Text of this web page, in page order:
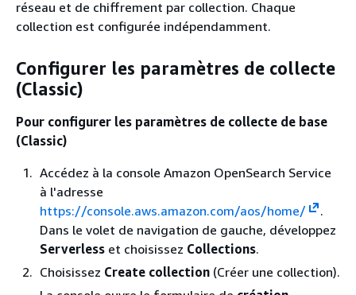
réseau et de chiffrement par collection. Chaque
collection est configurée indépendamment.
Configurer les paramètres de collecte
(Classic)
Pour configurer les paramètres de collecte de base
(Classic)
Accédez à la console Amazon OpenSearch Service
à l'adresse
https://console.aws.amazon.com/aos/home/
.
Dans le volet de navigation de gauche, développez
Serverless et choisissez Collections.
Choisissez Create collection (Créer une collection).